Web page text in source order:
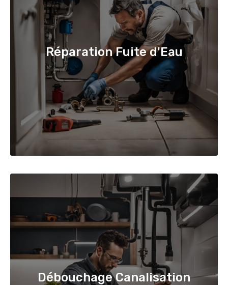
Réparation Fuite d'Eau
Débouchage Canalisation